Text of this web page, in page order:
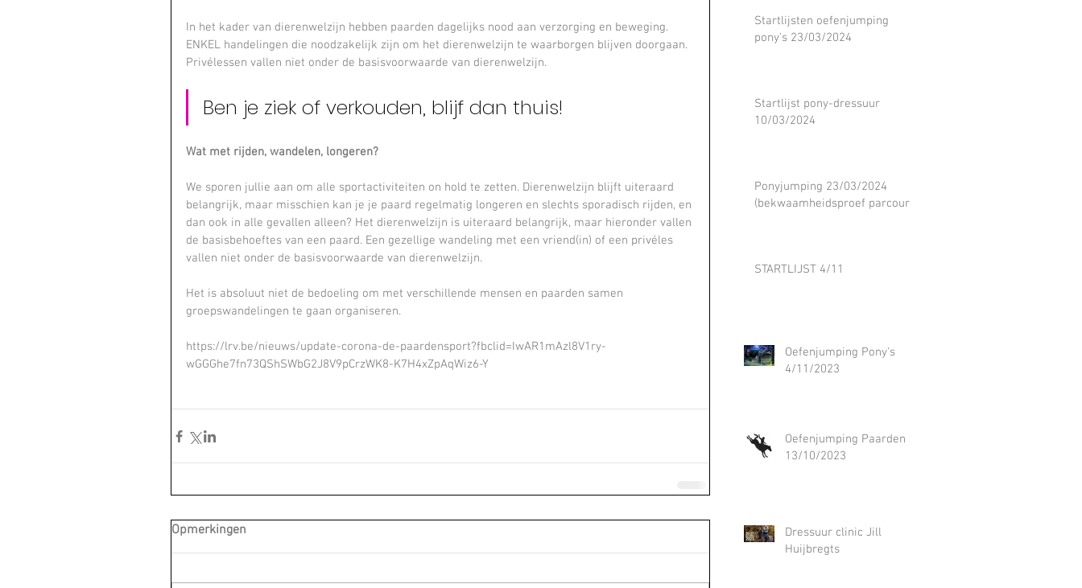
In het kader van dierenwelzijn hebben paarden dagelijks nood aan verzorging en beweging.
ENKEL handelingen die noodzakelijk zijn om het dierenwelzijn te waarborgen blijven doorgaan.
Privélessen vallen niet onder de basisvoorwaarde van dierenwelzijn.
Ben je ziek of verkouden, blijf dan thuis!
Wat met rijden, wandelen, longeren?
We sporen jullie aan om alle sportactiviteiten on hold te zetten. Dierenwelzijn blijft uiteraard
belangrijk, maar misschien kan je je paard regelmatig longeren en slechts sporadisch rijden, en
dan ook in alle gevallen alleen? Het dierenwelzijn is uiteraard belangrijk, maar hieronder vallen
de basisbehoeftes van een paard. Een gezellige wandeling met een vriend(in) of een privéles
vallen niet onder de basisvoorwaarde van dierenwelzijn.
Het is absoluut niet de bedoeling om met verschillende mensen en paarden samen
groepswandelingen te gaan organiseren.
https://lrv.be/nieuws/update-corona-de-paardensport?fbclid=IwAR1mAzl8V1ry-
wGGGhe7fn73QShSWbG2J8V9pCrzWK8-K7H4xZpAqWiz6-Y
Opmerkingen
Startlijsten oefenjumping
pony's 23/03/2024
Startlijst pony-dressuur
10/03/2024
Ponyjumping 23/03/2024
(bekwaamheidsproef parcours)
STARTLIJST 4/11
Oefenjumping Pony's
4/11/2023
Oefenjumping Paarden
13/10/2023
Dressuur clinic Jill
Huijbregts